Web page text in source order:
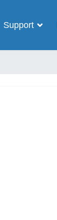
Support